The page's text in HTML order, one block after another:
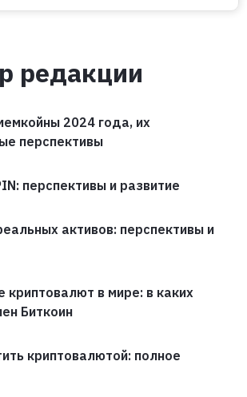
редакции
2024 года, их
перспективы
перспективы и развитие
активов: перспективы и
криптовалют в мире: в каких
Биткоин
криптовалютой: полное